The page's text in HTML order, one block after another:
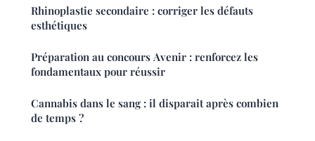
Rhinoplastie secondaire : corriger les défauts
esthétiques
Préparation au concours Avenir : renforcez les
fondamentaux pour réussir
Cannabis dans le sang : il disparait après combien
de temps ?